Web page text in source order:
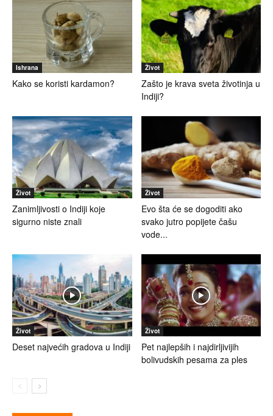
Ishrana
Kako se koristi kardamon?
Život
Zašto je krava sveta životinja u
Indiji?
Život
Zanimljivosti o Indiji koje
sigurno niste znali
Život
Evo šta će se dogoditi ako
svako jutro popijete čašu
vode...
Život
Deset najvećih gradova u Indiji
Život
Pet najlepših i najdirljivijih
bolivudskih pesama za ples